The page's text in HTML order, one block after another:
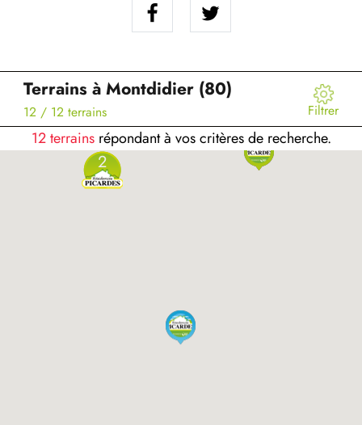
Terrains à Montdidier (80)
12 / 12 terrains Filtrer
12 terrains répondant à vos critères de recherche.
2